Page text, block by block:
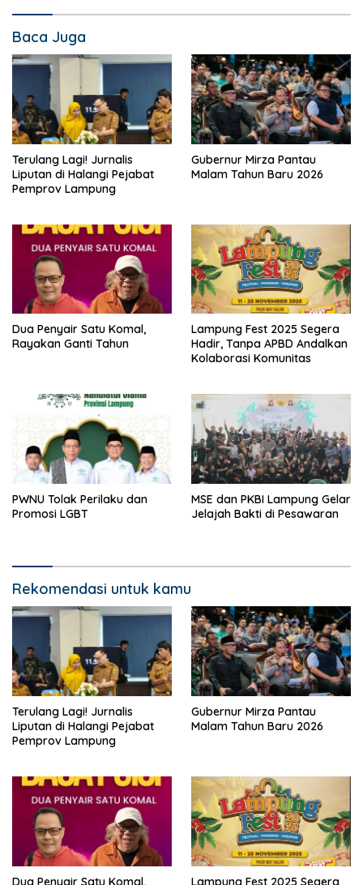
Baca Juga
Terulang Lagi! Jurnalis
Liputan di Halangi Pejabat
Pemprov Lampung
Gubernur Mirza Pantau
Malam Tahun Baru 2026
Dua Penyair Satu Komal,
Rayakan Ganti Tahun
Lampung Fest 2025 Segera
Hadir, Tanpa APBD Andalkan
Kolaborasi Komunitas
PWNU Tolak Perilaku dan
Promosi LGBT
MSE dan PKBI Lampung Gelar
Jelajah Bakti di Pesawaran
Rekomendasi untuk kamu
Terulang Lagi! Jurnalis
Liputan di Halangi Pejabat
Pemprov Lampung
Gubernur Mirza Pantau
Malam Tahun Baru 2026
Dua Penyair Satu Komal,
Lampung Fest 2025 Segera